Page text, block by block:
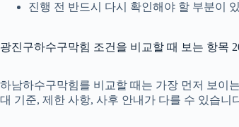
진행 전 반드시 다시 확인해야 할 부분이
광진구하수구막힘 조건을 비교할 때 보는 항목
하남하수구막힘를 비교할 때는 가장 먼저 보이
대 기준, 제한 사항, 사후 안내가 다를 수 있습